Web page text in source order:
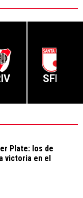
SFE
Plate: los de
victoria en el